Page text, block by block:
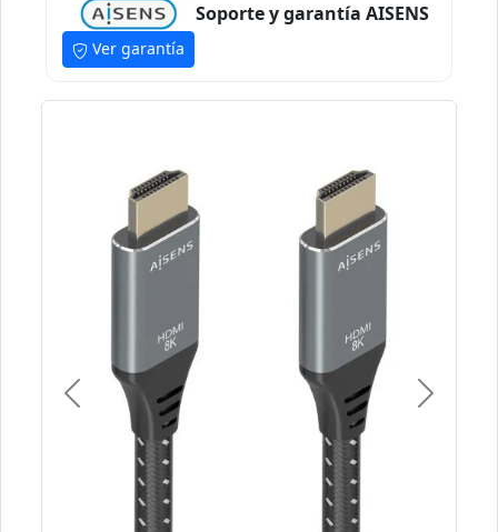
Soporte y garantía AISENS
Ver garantía
Previous Next